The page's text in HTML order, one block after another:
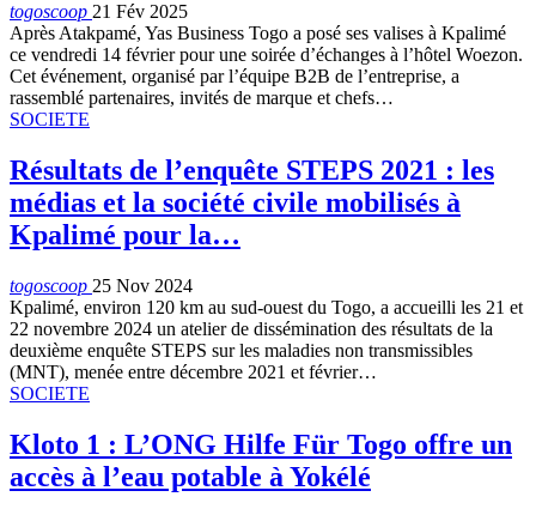
togoscoop 21 Fév 2025
Après Atakpamé, Yas Business Togo a posé ses valises à Kpalimé
ce vendredi 14 février pour une soirée d’échanges à l’hôtel Woezon.
Cet événement, organisé par l’équipe B2B de l’entreprise, a
rassemblé partenaires, invités de marque et chefs…
SOCIETE
Résultats de l’enquête STEPS 2021 : les
médias et la société civile mobilisés à
Kpalimé pour la…
togoscoop 25 Nov 2024
Kpalimé, environ 120 km au sud-ouest du Togo, a accueilli les 21 et
22 novembre 2024 un atelier de dissémination des résultats de la
deuxième enquête STEPS sur les maladies non transmissibles
(MNT), menée entre décembre 2021 et février…
SOCIETE
Kloto 1 : L’ONG Hilfe Für Togo offre un
accès à l’eau potable à Yokélé